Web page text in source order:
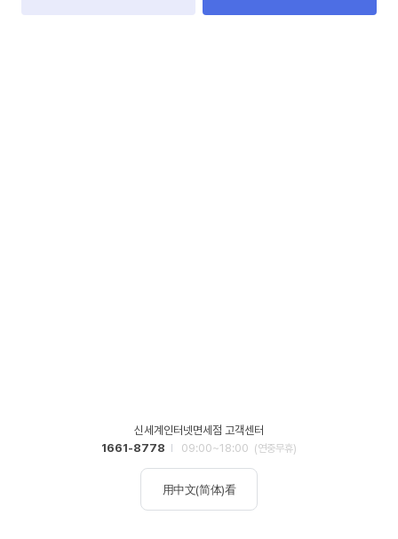
신세계인터넷면세점 고객센터
1661-8778
09:00~18:00 (연중무휴)
用中文(简体)看